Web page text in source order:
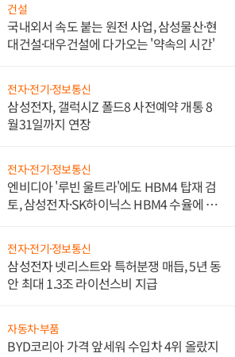
건설
국내외서 속도 붙는 원전 사업, 삼성물산·현
대건설·대우건설에 다가오는 '약속의 시간'
전자·전기·정보통신
삼성전자, 갤럭시Z 폴드8 사전예약 개통 8
월31일까지 연장
전자·전기·정보통신
엔비디아 '루빈 울트라'에도 HBM4 탑재 검
토, 삼성전자·SK하이닉스 HBM4 수율에 주
전자·전기·정보통신
삼성전자 넷리스트와 특허분쟁 매듭, 5년 동
안 최대 1.3조 라이선스비 지급
자동차·부품
BYD코리아 가격 앞세워 수입차 4위 올랐지